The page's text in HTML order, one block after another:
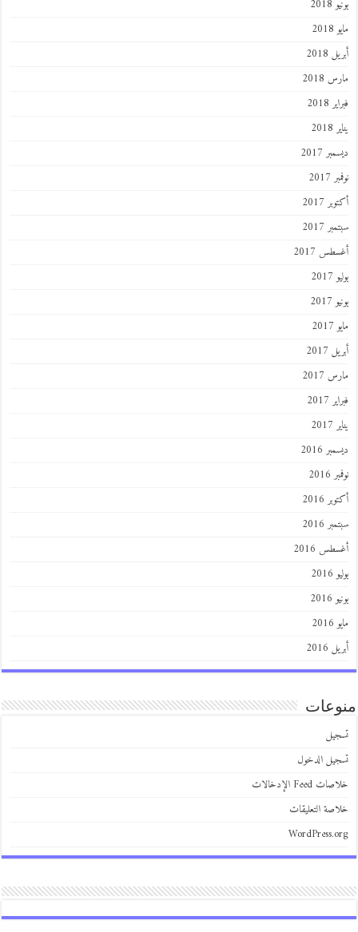
يونيو 2018
مايو 2018
أبريل 2018
مارس 2018
فبراير 2018
يناير 2018
ديسمبر 2017
نوفمبر 2017
أكتوبر 2017
سبتمبر 2017
أغسطس 2017
يوليو 2017
يونيو 2017
مايو 2017
أبريل 2017
مارس 2017
فبراير 2017
يناير 2017
ديسمبر 2016
نوفمبر 2016
أكتوبر 2016
سبتمبر 2016
أغسطس 2016
يوليو 2016
يونيو 2016
مايو 2016
أبريل 2016
منوعات
تسجيل
تسجيل الدخول
خلاصات Feed الإدخالات
خلاصة التعليقات
WordPress.org